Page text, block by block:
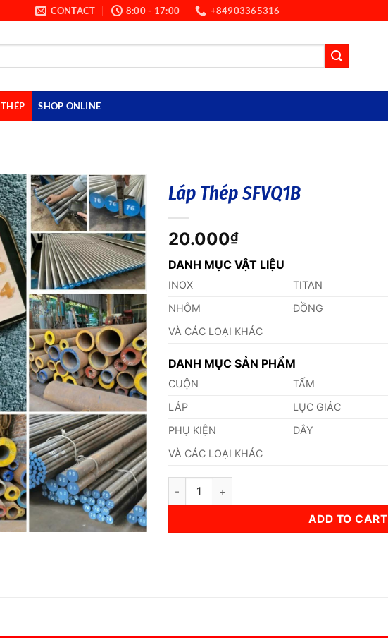
CONTACT 8:00 - 17:00 +84903365316
THÉP SHOP ONLINE
Láp Thép SFVQ1B
20.000₫
DANH MỤC VẬT LIỆU
INOX TITAN
NHÔM
ĐỒNG
VÀ CÁC LOẠI KHÁC
DANH MỤC SẢN PHẨM
CUỘN TẤM
LÁP
LỤC GIÁC
PHỤ KIỆN
DÂY
VÀ CÁC LOẠI KHÁC
Láp Thép SFVQ1B quantity
ADD TO CART